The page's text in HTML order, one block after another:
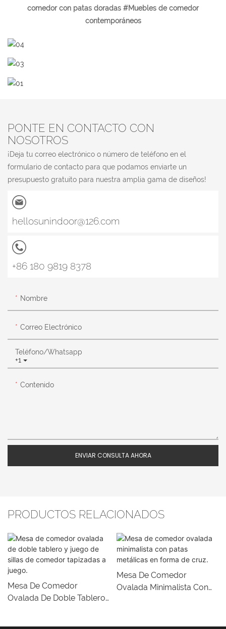
comedor con patas doradas #Muebles de comedor
contemporáneos
PONTE EN CONTACTO CON
NOSOTROS
¡Deja tu correo electrónico o número de teléfono en el
formulario de contacto para que podamos enviarte un
presupuesto gratuito para nuestra amplia gama de diseños!
hellosunindoor@126.com
+86 180 9819 8378
Nombre
Correo Electrónico
+1
Teléfono/whatsapp
Contenido
ENVIAR CONSULTA AHORA
PRODUCTOS RELACIONADOS
Mesa De Comedor
Ovalada De Doble Tablero
Mesa De Comedor
Ovalada Minimalista Con